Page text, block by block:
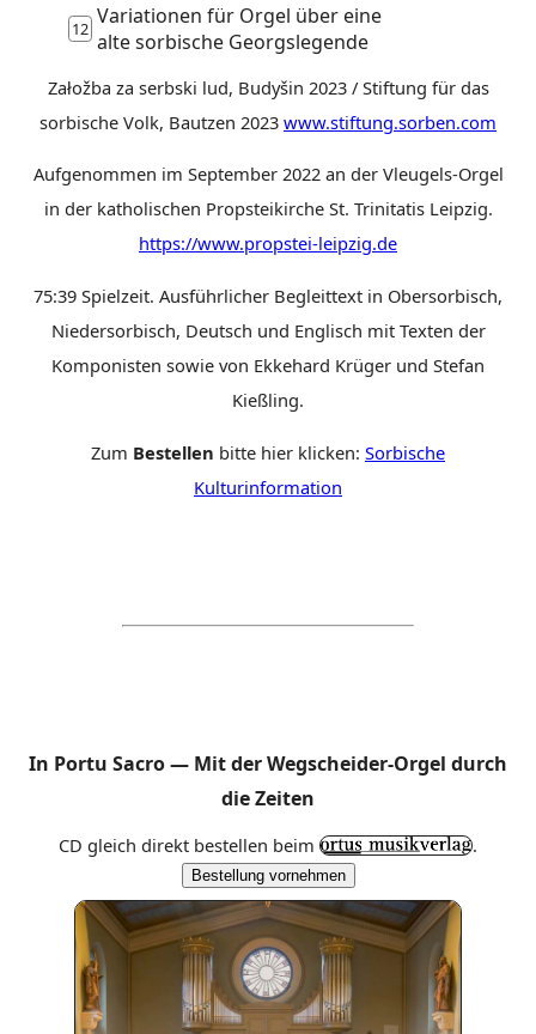
12
Variationen für Orgel über eine
alte sorbische Georgslegende
Załožba za serbski lud, Budyšin 2023 / Stiftung für das
sorbische Volk, Bautzen 2023 www.stiftung.sorben.com
Aufgenommen im September 2022 an der Vleugels-Orgel
in der katholischen Propsteikirche St. Trinitatis Leipzig.
https://www.propstei-leipzig.de
75:39 Spielzeit. Ausführlicher Begleittext in Obersorbisch,
Niedersorbisch, Deutsch und Englisch mit Texten der
Komponisten sowie von Ekkehard Krüger und Stefan
Kießling.
Zum Bestellen bitte hier klicken: Sorbische
Kulturinformation
In Portu Sacro — Mit der Wegscheider-Orgel durch
die Zeiten
CD gleich direkt bestellen beim .
Bestellung vornehmen